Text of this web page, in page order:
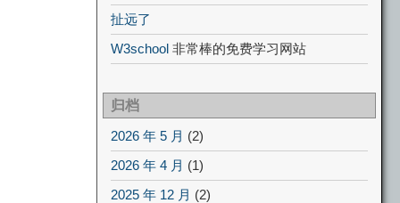
扯远了
W3school 非常棒的免费学习网站
归档
2026 年 5 月 (2)
2026 年 4 月 (1)
2025 年 12 月 (2)